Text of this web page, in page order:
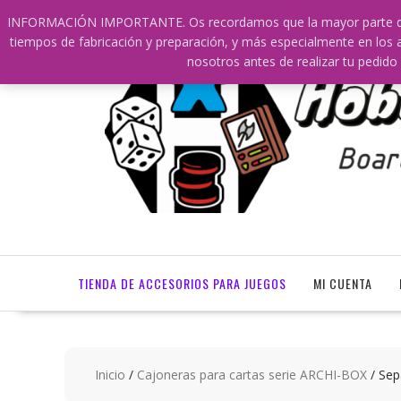
INFORMACIÓN IMPORTANTE. Os recordamos que la mayor
tiempos de fabricación y preparación, y más especialmente en
nosotros antes de realizar tu pedido
contenido
609241475 SOLO DE 10:00 a 14:00
TIENDA DE ACCESORIOS PARA JUEGOS MI CUENTA
Inicio / Cajoneras para cartas serie ARCHI-BOX/